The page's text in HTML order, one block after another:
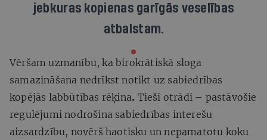
jebkuras kopienas garīgās veselības
atbalstam.
Vēršam uzmanību, ka birokrātiskā sloga
samazināšana nedrīkst notikt uz sabiedrības
kopējās labbūtības rēķina. Tieši otrādi – pastāvošie
regulējumi nodrošina sabiedrības interešu
aizsardzību, novērš haotisku un nepamatotu koku